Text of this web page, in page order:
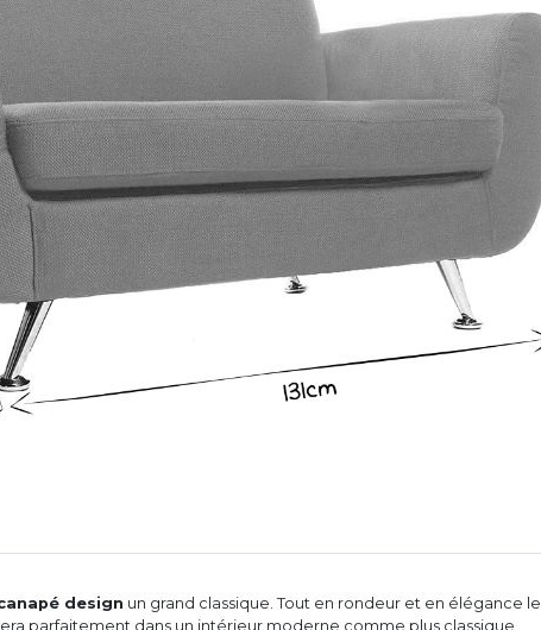
design un grand classique. Tout en rondeur et en élégance le
parfaitement dans un intérieur moderne comme plus classique.